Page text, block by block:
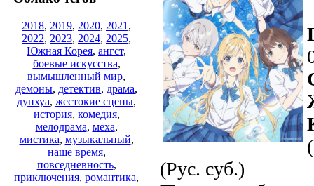
2018, 2019, 2020, 2021 ,
2022, 2023, 2024, 2025,
Южная Корея, ангст,
боевые искусства,
вымышленный мир,
демоны, детектив, драма,
дунхуа, жестокие сцены,
история, комедия,
мелодрама, меха,
мистика, музыкальный,
наше время,
повседневность,
приключения, романтика,
(Рус. суб.)